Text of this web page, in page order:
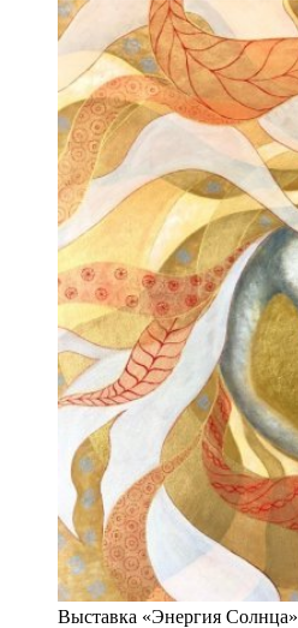
Выставка «Энергия Солнца»